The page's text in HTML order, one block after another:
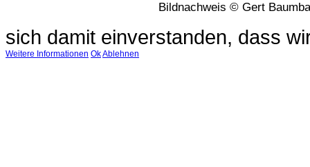
Bildnachweis © Gert
sich damit einverstanden, dass
Weitere Informationen OkAblehnen